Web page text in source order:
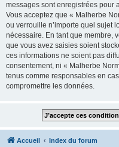
messages sont enregistrées pour
Vous acceptez que « Malherbe
ou verrouille n’importe quel sujet
nécessaire. En tant que membre,
que vous avez saisies soient
ces informations ne soient pas
consentement, ni « Malherbe
tenus comme responsables en
compromettre les données.
Accueil Index du forum